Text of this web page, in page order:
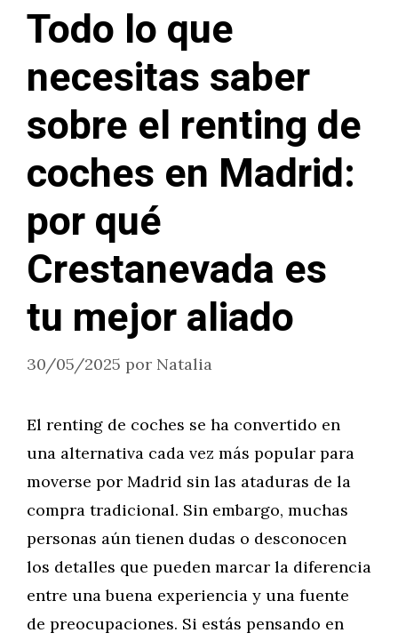
Todo lo que
necesitas saber
sobre el renting de
coches en Madrid:
por qué
Crestanevada es
tu mejor aliado
30/05/2025 por Natalia
El renting de coches se ha convertido en
una alternativa cada vez más popular para
moverse por Madrid sin las ataduras de la
compra tradicional. Sin embargo, muchas
personas aún tienen dudas o desconocen
los detalles que pueden marcar la diferencia
entre una buena experiencia y una fuente
de preocupaciones. Si estás pensando en